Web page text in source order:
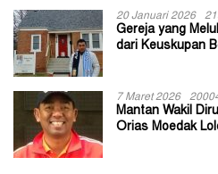
20 Januari 2026
Gereja yang
dari Keuskupan
7 Maret 2026
Mantan Wakil
Orias Moedak